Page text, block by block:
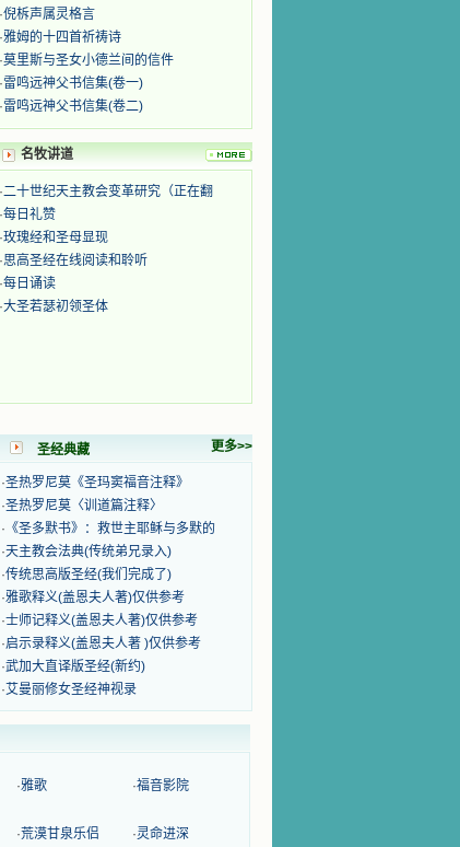
·倪柝声属灵格言
·雅姆的十四首祈祷诗
·莫里斯与圣女小德兰间的信件
·雷鸣远神父书信集(卷一)
·雷鸣远神父书信集(卷二)
名牧讲道
·二十世纪天主教会变革研究（正在翻
·每日礼赞
·玫瑰经和圣母显现
·思高圣经在线阅读和聆听
·每日诵读
·大圣若瑟初领圣体
圣经典藏 更多>>
·圣热罗尼莫《圣玛窦福音注释》
·圣热罗尼莫〈训道篇注释〉
· 《圣多默书》：救世主耶稣与多默的
·天主教会法典(传统弟兄录入)
·传统思高版圣经(我们完成了)
·雅歌释义(盖恩夫人著)仅供参考
·士师记释义(盖恩夫人著)仅供参考
·启示录释义(盖恩夫人著 )仅供参考
·武加大直译版圣经(新约)
·艾曼丽修女圣经神视录
·雅歌 ·福音影院
·荒漠甘泉乐侣 ·灵命进深